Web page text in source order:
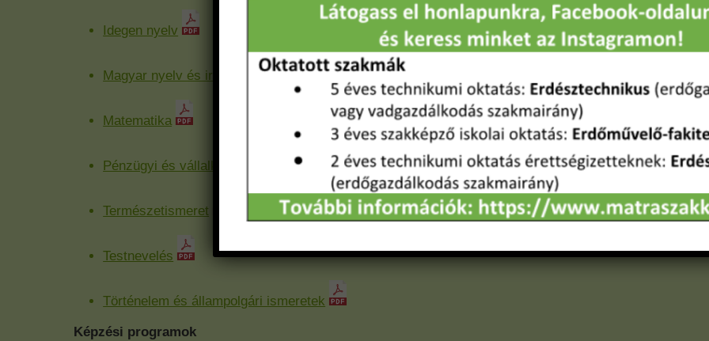
Idegen nyelv
Magyar nyelv és irodalom
Matematika
Pénzügyi és vállalkozói ismeretek
Természetismeret
Testnevelés
Történelem és állampolgári ismeretek
Képzési programok